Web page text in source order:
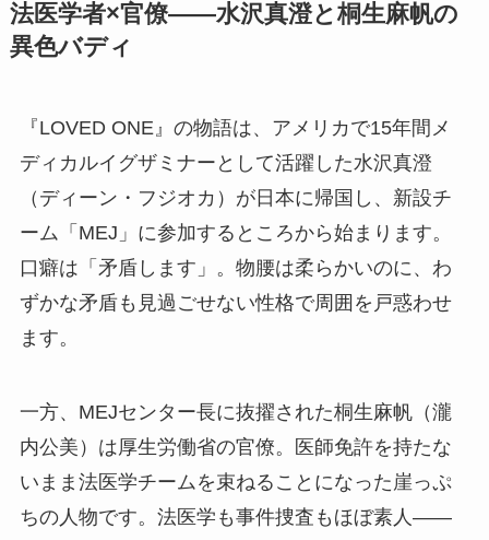
法医学者×官僚——水沢真澄と桐生麻帆の
異色バディ
『LOVED ONE』の物語は、アメリカで15年間メ
ディカルイグザミナーとして活躍した水沢真澄
（ディーン・フジオカ）が日本に帰国し、新設チ
ーム「MEJ」に参加するところから始まります。
口癖は「矛盾します」。物腰は柔らかいのに、わ
ずかな矛盾も見過ごせない性格で周囲を戸惑わせ
ます。
一方、MEJセンター長に抜擢された桐生麻帆（瀧
内公美）は厚生労働省の官僚。医師免許を持たな
いまま法医学チームを束ねることになった崖っぷ
ちの人物です。法医学も事件捜査もほぼ素人——